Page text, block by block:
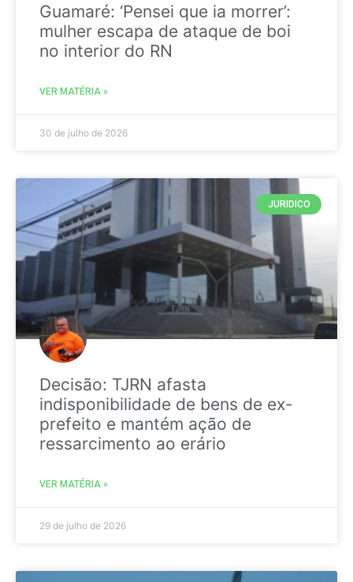
Guamaré: ‘Pensei que ia morrer’:
mulher escapa de ataque de boi
no interior do RN
VER MATÉRIA »
30 de julho de 2026
JURIDICO
Decisão: TJRN afasta
indisponibilidade de bens de ex-
prefeito e mantém ação de
ressarcimento ao erário
VER MATÉRIA »
29 de julho de 2026